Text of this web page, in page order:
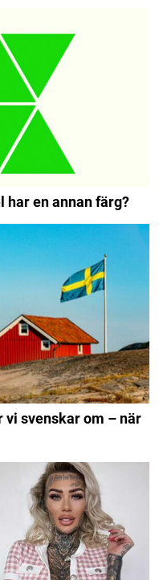
har en annan färg?
svenskar om – när